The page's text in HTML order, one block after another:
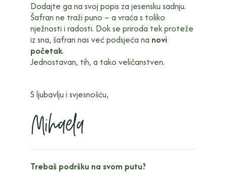
Dodajte ga na svoj popis za jesensku sadnju.
Šafran ne traži puno – a vraća s toliko
nježnosti i radosti. Dok se priroda tek proteže
iz sna, šafran nas već podsjeća na novi
početak.
Jednostavan, tih, a tako veličanstven.
S ljubavlju i svjesnošću,
Trebaš podršku na svom putu?